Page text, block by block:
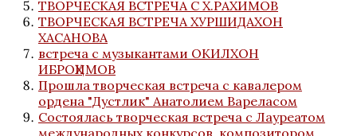
ТВОРЧЕСКАЯ ВСТРЕЧА С Х.РАХИМОВ
ТВОРЧЕСКАЯ ВСТРЕЧА ХУРШИДАХОН
ХАСАНОВА
встреча с музыкантами ОКИЛХОН
ИБРОҲИМОВ
Прошла творческая встреча с кавалером
ордена "Дустлик" Анатолием Вареласом
Состоялась творческая встреча с Лауреатом
международных конкурсов, композитором